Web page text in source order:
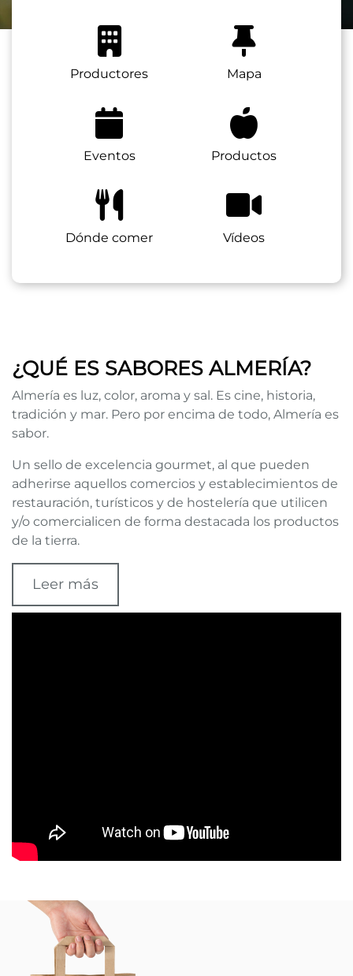
Productores Mapa
Eventos Productos
Dónde comer Vídeos
¿QUÉ ES SABORES ALMERÍA?
Almería es luz, color, aroma y sal. Es cine, historia,
tradición y mar. Pero por encima de todo, Almería es
sabor.
Un sello de excelencia gourmet, al que pueden
adherirse aquellos comercios y establecimientos de
restauración, turísticos y de hostelería que utilicen
y/o comercialicen de forma destacada los productos
de la tierra.
Leer más